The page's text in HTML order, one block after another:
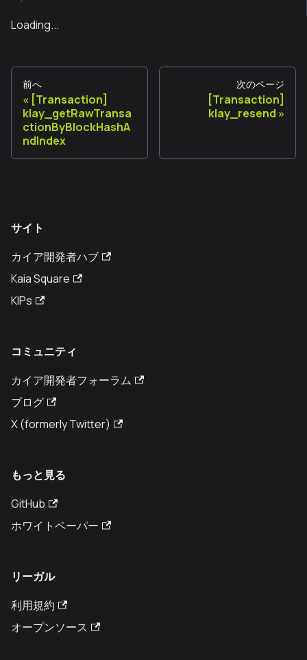
Loading...
前へ
[Transaction]
klay_getRawTransa
ctionByBlockHashA
ndIndex
次のページ
[Transaction]
klay_resend
サイト
カイア開発者ハブ
Kaia Square
KIPs
コミュニティ
カイア開発者フォーラム
ブログ
X (formerly Twitter)
もっと見る
GitHub
ホワイトペーパー
リーガル
利用規約
オープンソース